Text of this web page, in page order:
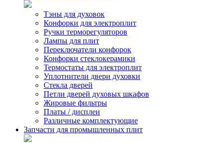
Тэны для духовок
Конфорки для электроплит
Ручки терморегуляторов
Лампы для плит
Переключатели конфорок
Конфорки стеклокерамики
Термостаты для электроплит
Уплотнители двери духовки
Стекла дверей
Петли дверей духовых шкафов
Жировые фильтры
Платы / дисплеи
Различные комплектующие
Запчасти для промышленных плит